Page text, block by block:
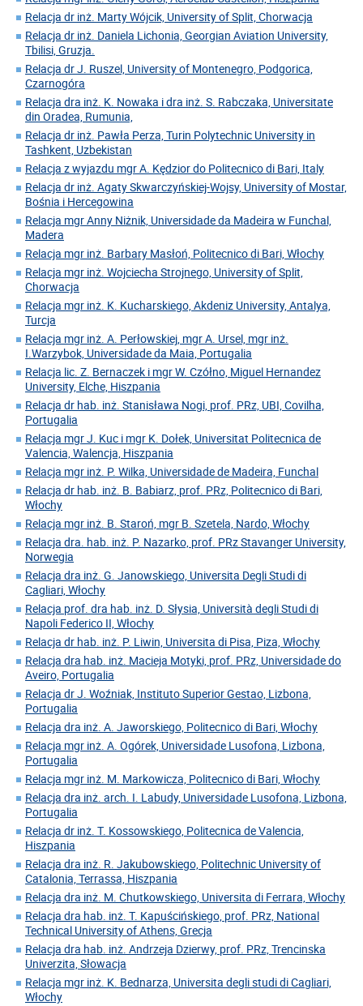
Relacja dr inż. Marty Wójcik, University of Split, Chorwacja
Relacja dr inż. Daniela Lichonia, Georgian Aviation University,
Tbilisi, Gruzja.
Relacja dr J. Ruszel, University of Montenegro, Podgorica,
Czarnogóra
Relacja dra inż. K. Nowaka i dra inż. S. Rabczaka, Universitate
din Oradea, Rumunia,
Relacja dr inż. Pawła Perza, Turin Polytechnic University in
Tashkent, Uzbekistan
Relacja z wyjazdu mgr A. Kędzior do Politecnico di Bari, Italy
Relacja dr inż. Agaty Skwarczyńskiej-Wojsy, University of Mostar,
Bośnia i Hercegowina
Relacja mgr Anny Niżnik, Universidade da Madeira w Funchal,
Madera
Relacja mgr inż. Barbary Masłoń, Politecnico di Bari, Włochy
Relacja mgr inż. Wojciecha Strojnego, University of Split,
Chorwacja
Relacja mgr inż. K. Kucharskiego, Akdeniz University, Antalya,
Turcja
Relacja mgr inż. A. Perłowskiej, mgr A. Ursel, mgr inż.
I.Warzybok, Universidade da Maia, Portugalia
Relacja lic. Z. Bernaczek i mgr W. Czółno, Miguel Hernandez
University, Elche, Hiszpania
Relacja dr hab. inż. Stanisława Nogi, prof. PRz, UBI, Covilha,
Portugalia
Relacja mgr J. Kuc i mgr K. Dołek, Universitat Politecnica de
Valencia, Walencja, Hiszpania
Relacja mgr inż. P. Wilka, Universidade de Madeira, Funchal
Relacja dr hab. inż. B. Babiarz, prof. PRz, Politecnico di Bari,
Włochy
Relacja mgr inż. B. Staroń, mgr B. Szetela, Nardo, Włochy
Relacja dra. hab. inż. P. Nazarko, prof. PRz Stavanger University,
Norwegia
Relacja dra inż. G. Janowskiego, Universita Degli Studi di
Cagliari, Włochy
Relacja prof. dra hab. inż. D. Słysia, Università degli Studi di
Napoli Federico II, Włochy
Relacja dr hab. inż. P. Liwin, Universita di Pisa, Piza, Włochy
Relacja dra hab. inż. Macieja Motyki, prof. PRz, Universidade do
Aveiro, Portugalia
Relacja dr J. Woźniak, Instituto Superior Gestao, Lizbona,
Portugalia
Relacja dra inż. A. Jaworskiego, Politecnico di Bari, Włochy
Relacja mgr inż. A. Ogórek, Universidade Lusofona, Lizbona,
Portugalia
Relacja mgr inż. M. Markowicza, Politecnico di Bari, Włochy
Relacja dra inż. arch. I. Labudy, Universidade Lusofona, Lizbona,
Portugalia
Relacja dr inż. T. Kossowskiego, Politecnica de Valencia,
Hiszpania
Relacja dra inż. R. Jakubowskiego, Politechnic University of
Catalonia, Terrassa, Hiszpania
Relacja dra inż. M. Chutkowskiego, Universita di Ferrara, Włochy
Relacja dra hab. inż. T. Kapuścińskiego, prof. PRz, National
Technical University of Athens, Grecja
Relacja dra hab. inż. Andrzeja Dzierwy, prof. PRz, Trencinska
Univerzita, Słowacja
Relacja mgr inż. K. Bednarza, Universita degli studi di Cagliari,
Włochy